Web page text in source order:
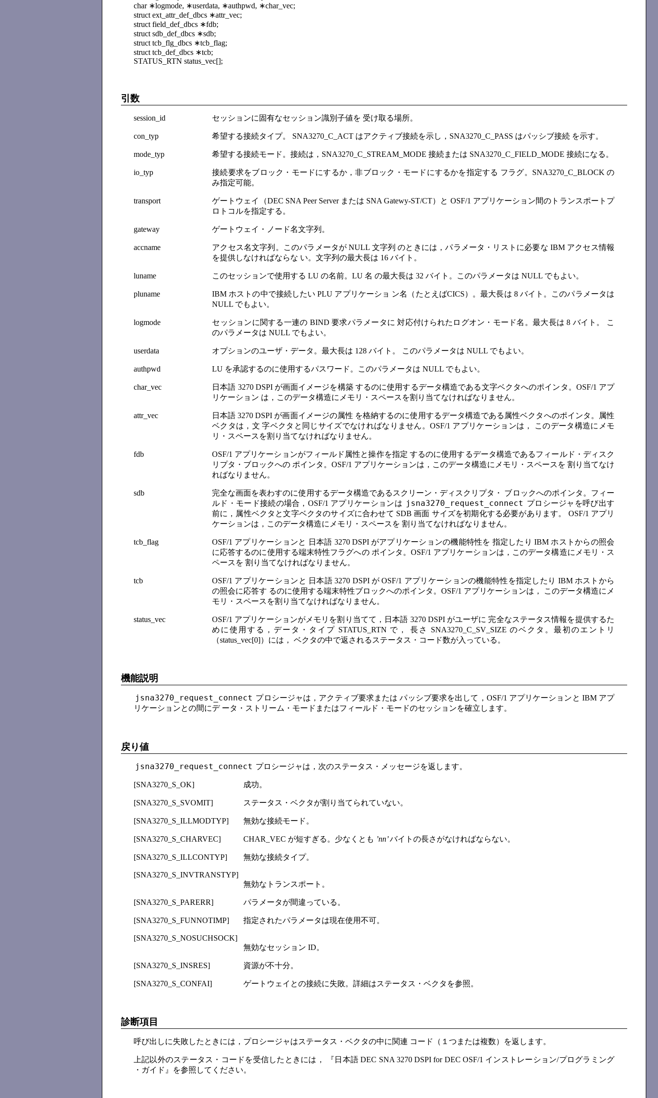
char ∗logmode, ∗userdata, ∗authpwd, ∗char_vec;
struct ext_attr_def_dbcs ∗attr_vec;
struct field_def_dbcs ∗fdb;
struct sdb_def_dbcs ∗sdb;
struct tcb_flg_dbcs ∗tcb_flag;
struct tcb_def_dbcs ∗tcb;
STATUS_RTN status_vec[];
引数
session_id セッションに固有なセッション識別子値を 受け取る場所。
con_typ 希望する接続タイプ。 SNA3270_C_ACT はアクティブ接続を示し，SNA3270_C_PASS はパッシブ接続 を示す。
mode_typ 希望する接続モード。接続は，SNA3270_C_STREAM_MODE 接続または SNA3270_C_FIELD_MODE 接続になる。
io_typ
接続要求をブロック・モードにするか，非ブロック・モードにするかを指定する フラグ。SNA3270_C_BLOCK の
み指定可能。
transport
ゲートウェイ（DEC SNA Peer Server または SNA Gatewy-ST/CT）と OSF/1 アプリケーション間のトランスポートプ
ロトコルを指定する。
gateway ゲートウェイ・ノード名文字列。
accname
アクセス名文字列。このパラメータが NULL 文字列 のときには，パラメータ・リストに必要な IBM アクセス情報
を提供しなければならな い。文字列の最大長は 16 バイト。
luname このセッションで使用する LU の名前。LU 名 の最大長は 32 バイト。このパラメータは NULL でもよい。
pluname
IBM ホストの中で接続したい PLU アプリケーショ ン名（たとえばCICS）。最大長は 8 バイト。このパラメータは
NULL でもよい。
logmode
セッションに関する一連の BIND 要求パラメータに 対応付けられたログオン・モード名。最大長は 8 バイト。 こ
のパラメータは NULL でもよい。
userdata オプションのユーザ・データ。最大長は 128 バイト。 このパラメータは NULL でもよい。
authpwd LU を承認するのに使用するパスワード。このパラメータは NULL でもよい。
char_vec
日本語 3270 DSPI が画面イメージを構築 するのに使用するデータ構造である文字ベクタへのポインタ。OSF/1 アプ
リケーション は，このデータ構造にメモリ・スペースを割り当てなければなりません。
attr_vec
日本語 3270 DSPI が画面イメージの属性 を格納するのに使用するデータ構造である属性ベクタへのポインタ。属性
ベクタは，文 字ベクタと同じサイズでなければなりません。OSF/1 アプリケーションは， このデータ構造にメモ
リ・スペースを割り当てなければなりません。
fdb
OSF/1 アプリケーションがフィールド属性と操作を指定 するのに使用するデータ構造であるフィールド・ディスク
リプタ・ブロックへの ポインタ。OSF/1 アプリケーションは，このデータ構造にメモリ・スペースを 割り当てなけ
ればなりません。
sdb
完全な画面を表わすのに使用するデータ構造であるスクリーン・ディスクリプタ・ ブロックへのポインタ。フィー
ルド・モード接続の場合，OSF/1 アプリケーションは jsna3270_request_connect プロシージャを呼び出す
前に，属性ベクタと文字ベクタのサイズに合わせて SDB 画面 サイズを初期化する必要があります。 OSF/1 アプリ
ケーションは，このデータ構造にメモリ・スペースを 割り当てなければなりません。
tcb_flag
OSF/1 アプリケーションと 日本語 3270 DSPI がアプリケーションの機能特性を 指定したり IBM ホストからの照会
に応答するのに使用する端末特性フラグへの ポインタ。OSF/1 アプリケーションは，このデータ構造にメモリ・ス
ペースを 割り当てなければなりません。
tcb
OSF/1 アプリケーションと 日本語 3270 DSPI が OSF/1 アプリケーションの機能特性を指定したり IBM ホストから
の照会に応答す るのに使用する端末特性ブロックへのポインタ。OSF/1 アプリケーションは， このデータ構造にメ
モリ・スペースを割り当てなければなりません。
status_vec
OSF/1 アプリケーションがメモリを割り当てて，日本語 3270 DSPI がユーザに 完全なステータス情報を提供するた
めに使用する，データ・タイプ STATUS_RTN で， 長さ SNA3270_C_SV_SIZE のベクタ。最初のエントリ
（status_vec[0]）には， ベクタの中で返されるステータス・コード数が入っている。
機能説明
jsna3270_request_connect プロシージャは，アクティブ要求または パッシブ要求を出して，OSF/1 アプリケーションと IBM アプ
リケーションとの間にデ ータ・ストリーム・モードまたはフィールド・モードのセッションを確立します。
戻り値
jsna3270_request_connect プロシージャは，次のステータス・メッセージを返します。
[SNA3270_S_OK] 成功。
[SNA3270_S_SVOMIT] ステータス・ベクタが割り当てられていない。
[SNA3270_S_ILLMODTYP] 無効な接続モード。
[SNA3270_S_CHARVEC] CHAR_VEC が短すぎる。少なくとも ’nn’バイトの長さがなければならない。
[SNA3270_S_ILLCONTYP] 無効な接続タイプ。
[SNA3270_S_INVTRANSTYP]
無効なトランスポート。
[SNA3270_S_PARERR] パラメータが間違っている。
[SNA3270_S_FUNNOTIMP] 指定されたパラメータは現在使用不可。
[SNA3270_S_NOSUCHSOCK]
無効なセッション ID。
[SNA3270_S_INSRES] 資源が不十分。
[SNA3270_S_CONFAI] ゲートウェイとの接続に失敗。詳細はステータス・ベクタを参照。
診断項目
呼び出しに失敗したときには，プロシージャはステータス・ベクタの中に関連 コード（１つまたは複数）を返します。
上記以外のステータス・コードを受信したときには， 『日本語 DEC SNA 3270 DSPI for DEC OSF/1 インストレーション/プログラミング
・ガイド』を参照してください。